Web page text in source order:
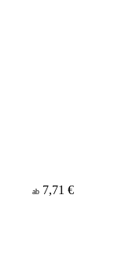
ab 7,71 €